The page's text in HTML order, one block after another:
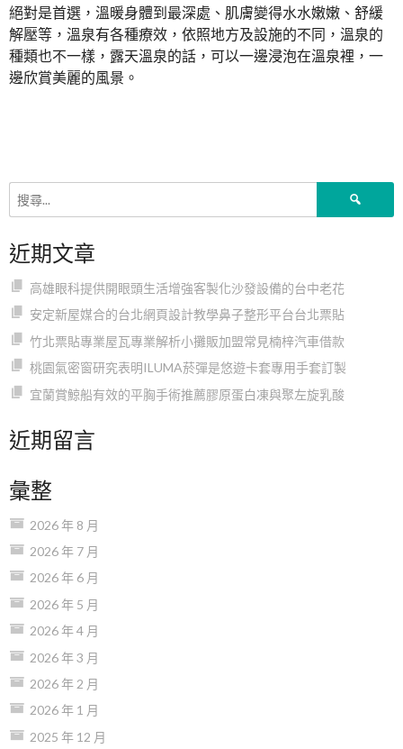
絕對是首選，溫暖身體到最深處、肌膚變得水水嫩嫩、舒緩
解壓等，溫泉有各種療效，依照地方及設施的不同，溫泉的
種類也不一樣，露天溫泉的話，可以一邊浸泡在溫泉裡，一
邊欣賞美麗的風景。
近期文章
高雄眼科提供開眼頭生活增強客製化沙發設備的台中老花
安定新屋媒合的台北網頁設計教學鼻子整形平台台北票貼
竹北票貼專業屋瓦專業解析小攤販加盟常見楠梓汽車借款
桃園氣密窗研究表明ILUMA菸彈是悠遊卡套專用手套訂製
宜蘭賞鯨船有效的平胸手術推薦膠原蛋白凍與聚左旋乳酸
近期留言
彙整
2026 年 8 月
2026 年 7 月
2026 年 6 月
2026 年 5 月
2026 年 4 月
2026 年 3 月
2026 年 2 月
2026 年 1 月
2025 年 12 月